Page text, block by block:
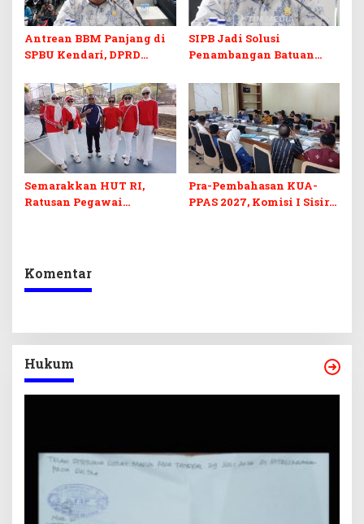
Antrean BBM Panjang di
SPBU Kendari, DPRD
Barcode Curang
SIPB Jadi Solusi
Penambangan Batuan
di Sultra
Semarakkan HUT RI,
Ratusan Pegawai
Pra-Pembahasan KUA-
PPAS 2027, Komisi I Sisir
Komentar
Hukum